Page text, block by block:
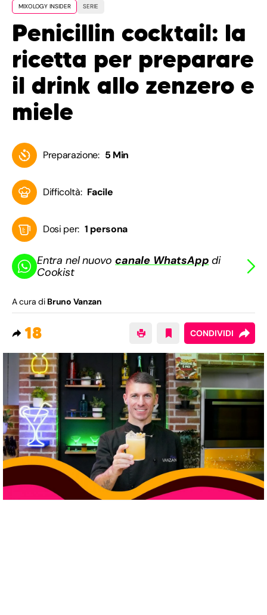
MIXOLOGY INSIDER SERIE
Penicillin cocktail: la
ricetta per preparare
il drink allo zenzero e
miele
Preparazione: 5 Min
Difficoltà: Facile
Dosi per: 1 persona
Entra nel nuovocanale WhatsApp di
Cookist
A cura di Bruno Vanzan
18 CONDIVIDI